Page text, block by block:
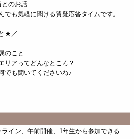
とのお話
でも気軽に聞ける質疑応答タイムです。
★／
のこと
リアってどんなところ？
でも聞いてくださいね♪
イン、午前開催、1年生から参加できる